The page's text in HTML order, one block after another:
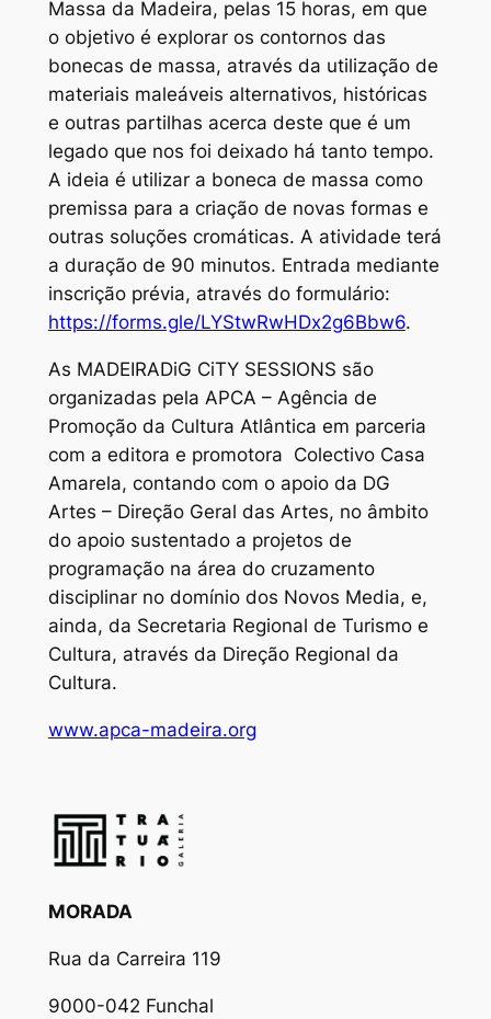
Massa da Madeira, pelas 15 horas, em que
o objetivo é explorar os contornos das
bonecas de massa, através da utilização de
materiais maleáveis alternativos, históricas
e outras partilhas acerca deste que é um
legado que nos foi deixado há tanto tempo.
A ideia é utilizar a boneca de massa como
premissa para a criação de novas formas e
outras soluções cromáticas. A atividade terá
a duração de 90 minutos. Entrada mediante
inscrição prévia, através do formulário:
https://forms.gle/LYStwRwHDx2g6Bbw6.
As MADEIRADiG CiTY SESSIONS são
organizadas pela APCA – Agência de
Promoção da Cultura Atlântica em parceria
com a editora e promotora Colectivo Casa
Amarela, contando com o apoio da DG
Artes – Direção Geral das Artes, no âmbito
do apoio sustentado a projetos de
programação na área do cruzamento
disciplinar no domínio dos Novos Media, e,
ainda, da Secretaria Regional de Turismo e
Cultura, através da Direção Regional da
Cultura.
www.apca-madeira.org
MORADA
Rua da Carreira 119
9000-042 Funchal